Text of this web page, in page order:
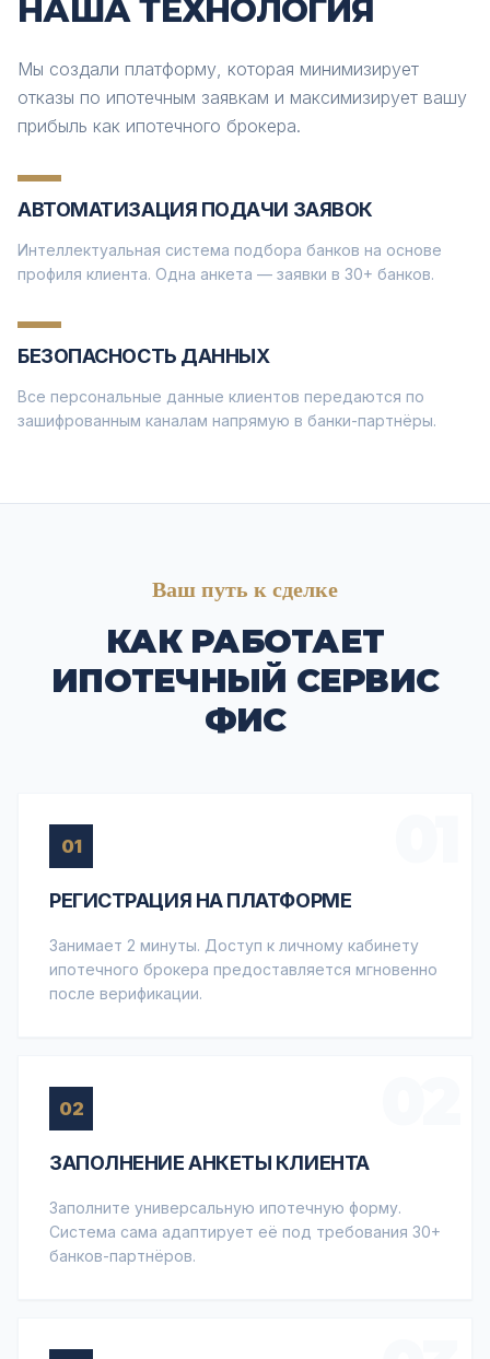
НАША ТЕХНОЛОГИЯ
Мы создали платформу, которая минимизирует
отказы по ипотечным заявкам и максимизирует вашу
прибыль как ипотечного брокера.
АВТОМАТИЗАЦИЯ ПОДАЧИ ЗАЯВОК
Интеллектуальная система подбора банков на основе
профиля клиента. Одна анкета — заявки в 30+ банков.
БЕЗОПАСНОСТЬ ДАННЫХ
Все персональные данные клиентов передаются по
зашифрованным каналам напрямую в банки-партнёры.
Ваш путь к сделке
КАК РАБОТАЕТ
ИПОТЕЧНЫЙ СЕРВИС
ФИС
01
РЕГИСТРАЦИЯ НА ПЛАТФОРМЕ
Занимает 2 минуты. Доступ к личному кабинету
ипотечного брокера предоставляется мгновенно
после верификации.
02
ЗАПОЛНЕНИЕ АНКЕТЫ КЛИЕНТА
Заполните универсальную ипотечную форму.
Система сама адаптирует её под требования 30+
банков-партнёров.